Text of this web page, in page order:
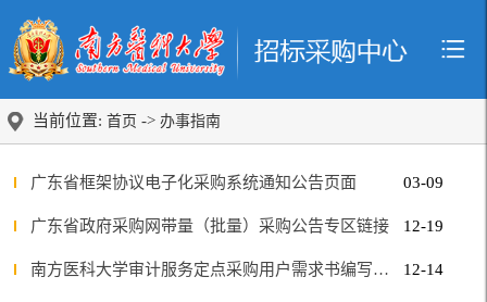
当前位置: 首页 -> 办事指南
广东省框架协议电子化采购系统通知公告页面 03-09
广东省政府采购网带量（批量）采购公告专区链接 12-19
南方医科大学审计服务定点采购用户需求书编写指引 12-14